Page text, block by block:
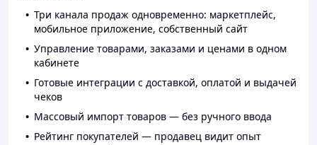
Три канала продаж одновременно: маркетплейс,
мобильное приложение, собственный сайт
Управление товарами, заказами и ценами в одном
кабинете
Готовые интеграции с доставкой, оплатой и выдачей
чеков
Массовый импорт товаров — без ручного ввода
Рейтинг покупателей — продавец видит опыт